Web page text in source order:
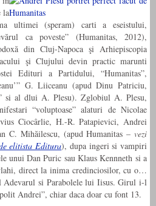
la
ultimei (speram) carti a eseistului,
ca poveste” (Humanitas, 2012),
din Cluj-Napoca şi Arhiepiscopia
şi Clujului devin practic marunti
Edituri a Partidului, “Humanitas”,
G. Liiceanu (apud Dinu Patriciu,
si al dlui A. Plesu). Zglobiul A. Plesu,
“voluptoase” alaturi de Nicolae
Ciocârlie, H.-R. Patapievici, Andrei
C. Mihăilescu, (apud Humanitas – vezi
elitista Editura), dupa ingeri si vampiri
unui Dan Puric sau Klaus Kennneth si a
direct la inima credinciosilor, cu o…
Adevarul si Parabolele lui Iisus. Girul i-l
Andrei”, chiar daca doar cu font 13.